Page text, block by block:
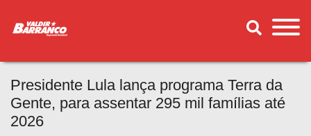
Presidente Lula lança programa Terra da
Gente, para assentar 295 mil famílias até
2026